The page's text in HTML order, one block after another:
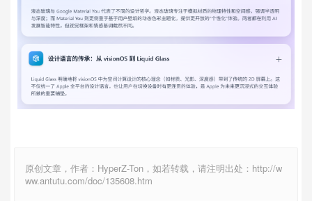
原创文章，作者：HyperZ-Ton，如若转载，请注明出处：http://w
ww.antutu.com/doc/135608.htm